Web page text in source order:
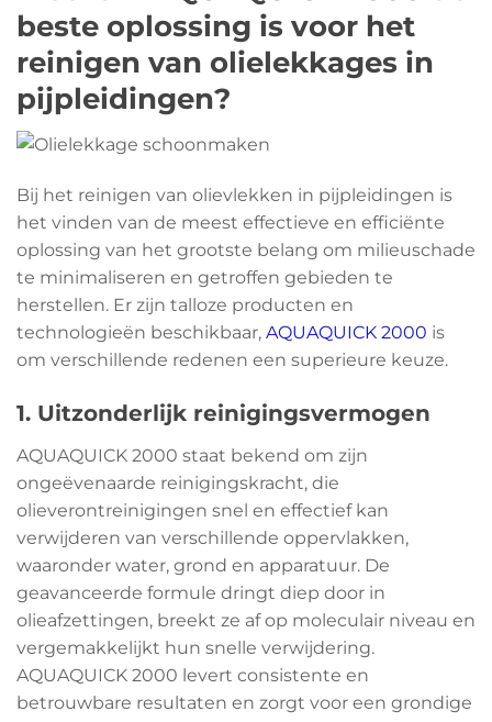
beste oplossing is voor het
reinigen van olielekkages in
pijpleidingen?
Bij het reinigen van olievlekken in pijpleidingen is
het vinden van de meest effectieve en efficiënte
oplossing van het grootste belang om milieuschade
te minimaliseren en getroffen gebieden te
herstellen. Er zijn talloze producten en
technologieën beschikbaar, AQUAQUICK 2000 is
om verschillende redenen een superieure keuze.
1. Uitzonderlijk reinigingsvermogen
AQUAQUICK 2000 staat bekend om zijn
ongeëvenaarde reinigingskracht, die
olieverontreinigingen snel en effectief kan
verwijderen van verschillende oppervlakken,
waaronder water, grond en apparatuur. De
geavanceerde formule dringt diep door in
olieafzettingen, breekt ze af op moleculair niveau en
vergemakkelijkt hun snelle verwijdering.
AQUAQUICK 2000 levert consistente en
betrouwbare resultaten en zorgt voor een grondige